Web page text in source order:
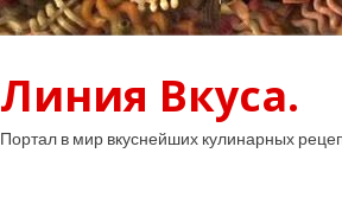
Линия Вкуса.
Портал в мир вкуснейших кулинарных